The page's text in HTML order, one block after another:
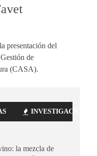
presentación del
de
(CASA).
INVESTIGACIÓN
la mezcla de